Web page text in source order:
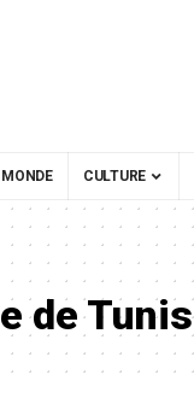
MONDE CULTURE
de Tunis